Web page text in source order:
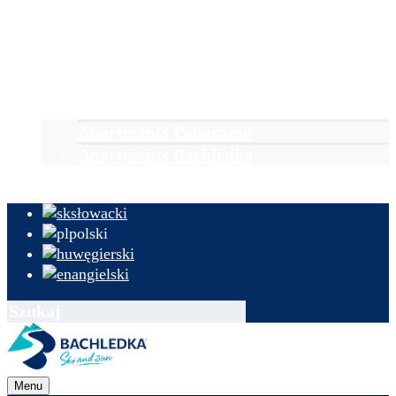
słowacki
polski
węgierski
angielski
Menu